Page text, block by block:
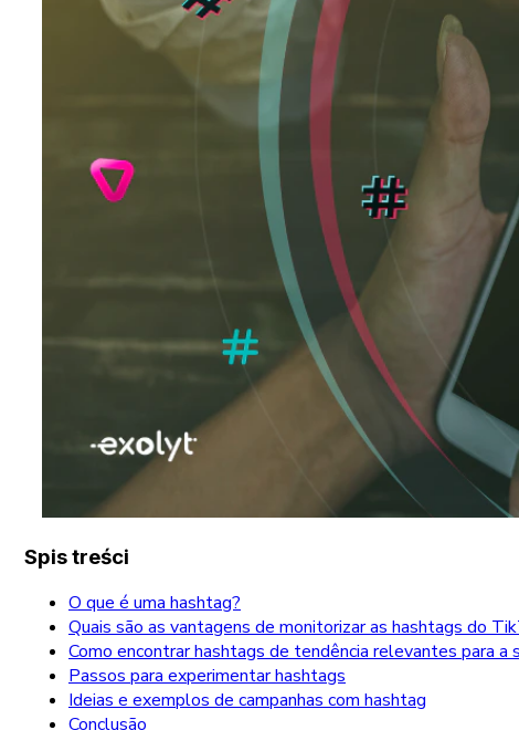
Spis treści
O que é uma hashtag?
Quais são as vantagens de monitorizar as hashtags do
Como encontrar hashtags de tendência relevantes para a
Passos para experimentar hashtags
Ideias e exemplos de campanhas com hashtag
Conclusão